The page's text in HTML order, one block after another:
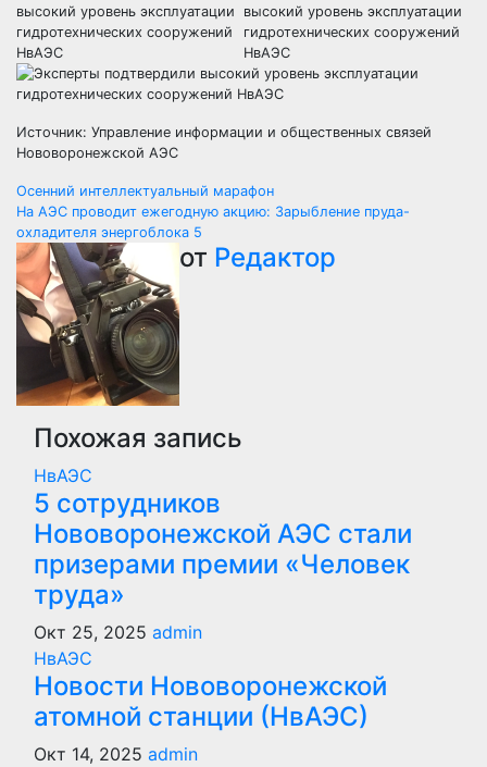
Источник: Управление информации и общественных связей
Нововоронежской АЭС
Навигация
по
записям
Осенний интеллектуальный марафон
На АЭС проводит ежегодную акцию: Зарыбление пруда-
охладителя энергоблока 5
от Редактор
Похожая запись
НвАЭС
5 сотрудников
Нововоронежской АЭС стали
призерами премии «Человек
труда»
Окт 25, 2025 admin
НвАЭС
Новости Нововоронежской
атомной станции (НвАЭС)
Окт 14, 2025 admin